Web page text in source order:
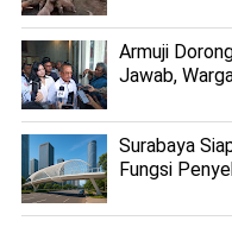
Armuji
Jawab,
Surabaya
Fungsi